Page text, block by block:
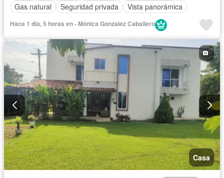
Gas natural
Seguridad privada Vista panorámica
Hace 1 día, 5 horas en - Mónica Gonzalez Caballero
Casa